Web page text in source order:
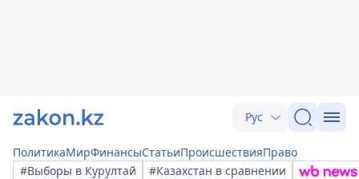
Рус
ПолитикаМирФинансыСтатьиПроисшествияПраво
#Выборы в Курултай
#Казахстан в сравнении